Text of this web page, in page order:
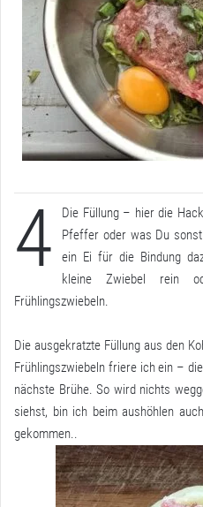
4
Die Füllung – hier die
Pfeffer oder was Du
ein Ei für die Bindung
kleine Zwiebel rein
Frühlingszwiebeln.
Die ausgekratzte Füllung aus den
Frühlingszwiebeln friere ich ein –
nächste Brühe. So wird nichts
siehst, bin ich beim aushöhlen
gekommen..